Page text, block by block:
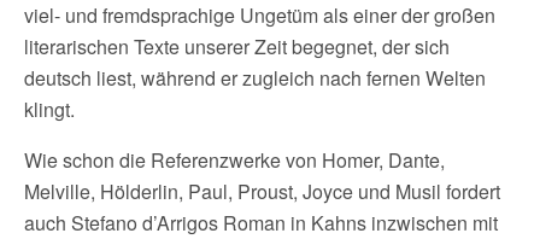
viel- und fremdsprachige Ungetüm als einer der großen
literarischen Texte unserer Zeit begegnet, der sich
deutsch liest, während er zugleich nach fernen Welten
klingt.
Wie schon die Referenzwerke von Homer, Dante,
Melville, Hölderlin, Paul, Proust, Joyce und Musil fordert
auch Stefano d’Arrigos Roman in Kahns inzwischen mit